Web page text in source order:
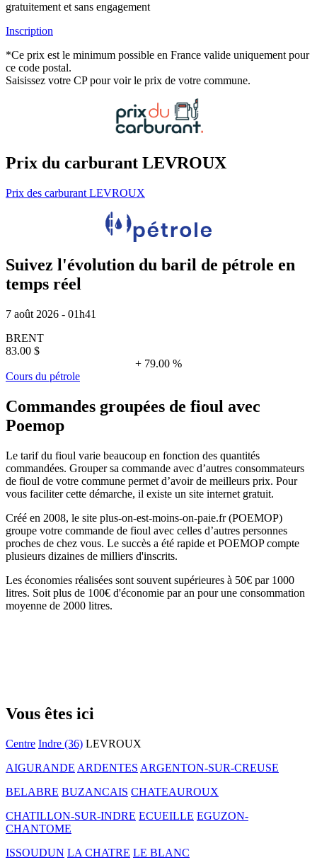
gratuitement et sans engagement
Inscription
*Ce prix est le minimum possible en France valide uniquement pour
ce code postal.
Saisissez votre CP pour voir le prix de votre commune.
Prix du carburant LEVROUX
Prix des carburant LEVROUX
Suivez l'évolution du baril de pétrole en
temps réel
7 août 2026 - 01h41
BRENT
83.00 $
+ 79.00 %
Cours du pétrole
Commandes groupées de fioul avec
Poemop
Le tarif du fioul varie beaucoup en fonction des quantités
commandées. Grouper sa commande avec d’autres consommateurs
de fioul de votre commune permet d’avoir de meilleurs prix. Pour
vous faciliter cette démarche, il existe un site internet gratuit.
Créé en 2008, le site plus-on-est-moins-on-paie.fr (POEMOP)
groupe votre commande de fioul avec celles d’autres personnes
proches de chez vous. Le succès a été rapide et POEMOP compte
plusieurs dizaines de milliers d'inscrits.
Les économies réalisées sont souvent supérieures à 50€ par 1000
litres. Soit plus de 100€ d'économie par an pour une consommation
moyenne de 2000 litres.
Vous êtes ici
Centre Indre (36) LEVROUX
AIGURANDE ARDENTES ARGENTON-SUR-CREUSE
BELABRE BUZANCAIS CHATEAUROUX
CHATILLON-SUR-INDRE ECUEILLE EGUZON-
CHANTOME
ISSOUDUN LA CHATRE LE BLANC